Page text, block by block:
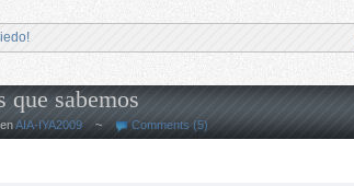
que sabemos
AIA-IYA2009~ Comments (5)